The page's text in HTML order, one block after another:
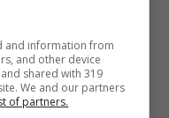
and information from
and other device
shared with 319
We and our partners
of partners.